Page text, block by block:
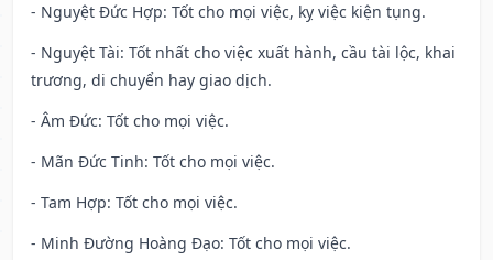
- Nguyệt Đức Hợp: Tốt cho mọi việc, kỵ việc kiện tụng.
- Nguyệt Tài: Tốt nhất cho việc xuất hành, cầu tài lộc, khai
trương, di chuyển hay giao dịch.
- Âm Đức: Tốt cho mọi việc.
- Mãn Đức Tinh: Tốt cho mọi việc.
- Tam Hợp: Tốt cho mọi việc.
- Minh Đường Hoàng Đạo: Tốt cho mọi việc.